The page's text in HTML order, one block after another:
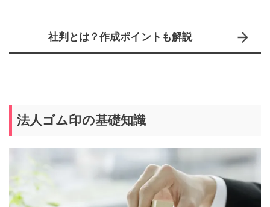
社判とは？作成ポイントも解説
法人ゴム印の基礎知識